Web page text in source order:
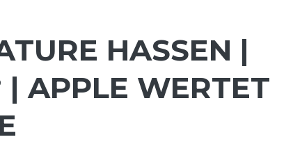
HASSEN |
| APPLE WERTET